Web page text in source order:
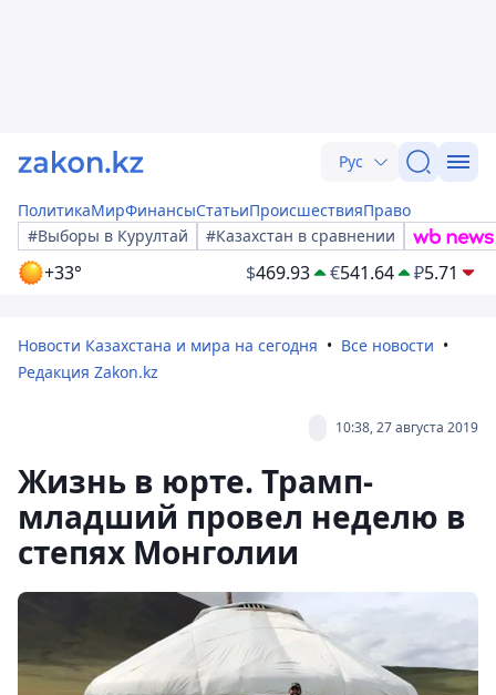
Рус
ПолитикаМирФинансыСтатьиПроисшествияПраво
#Выборы в Курултай
#Казахстан в сравнении
+33° $469.93 €541.64 ₽5.71
Новости Казахстана и мира на сегодня
Все новости
Редакция Zakon.kz
10:38, 27 августа 2019
Жизнь в юрте. Трамп-
младший провел неделю в
степях Монголии